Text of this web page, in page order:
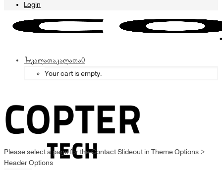
Login
კალათაკალათა0
Your cart is empty.
Please select a page for the Contact Slideout in Theme Options >
Header Options